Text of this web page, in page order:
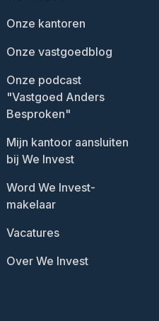
Onze kantoren
Onze vastgoedblog
Onze podcast
"Vastgoed Anders
Besproken"
Mijn kantoor aansluiten
bij We Invest
Word We Invest-
makelaar
Vacatures
Over We Invest